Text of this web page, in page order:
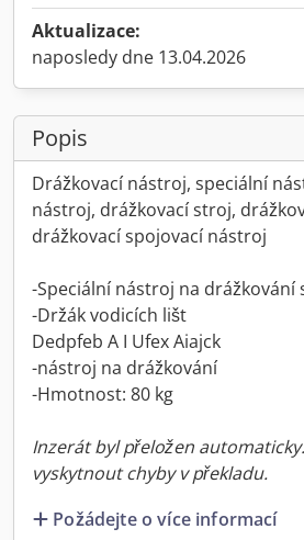
Aktualizace:
naposledy dne 13.04.2026
Popis
Drážkovací nástroj, speciální
nástroj, drážkovací stroj,
drážkovací spojovací nástroj
-Speciální nástroj na drážkování
-Držák vodicích lišt
Dedpfeb A I Ufex Aiajck
-nástroj na drážkování
-Hmotnost: 80 kg
Inzerát byl přeložen
vyskytnout chyby v překladu.
Požádejte o více informací